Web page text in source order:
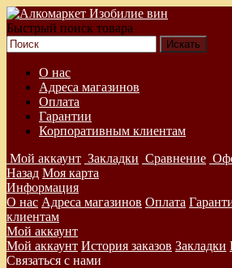
Быстрый поиск товара
О нас
Адреса магазинов
Оплата
Гарантии
Корпоративным клиентам
Мой аккаунт Закладки Сравнение
Назад Моя карта
Информация
О нас Адреса магазинов Оплата
клиентам
Мой аккаунт
Мой аккаунт История заказов Закладки
Связаться с нами